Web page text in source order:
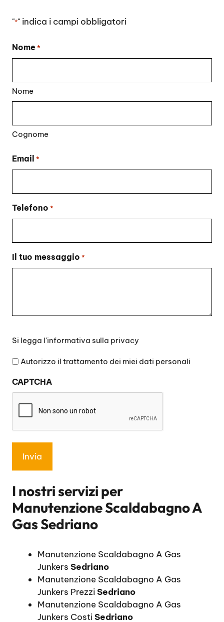
"*" indica i campi obbligatori
Nome *
Nome
Cognome
Email *
Telefono *
Il tuo messaggio *
legga
l'informativa
privacy
Si legga l'informativa sulla privacy
Autorizzo il trattamento dei miei dati personali
CAPTCHA
I nostri servizi per
Manutenzione Scaldabagno A
Gas Sedriano
Manutenzione Scaldabagno A Gas
Junkers Sedriano
Manutenzione Scaldabagno A Gas
Junkers PrezziSedriano
Manutenzione Scaldabagno A Gas
Junkers CostiSedriano